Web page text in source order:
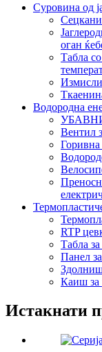
Суровина од
Сецкани
оган
Табла
Водородна
Вентил
Горивна
RTP
Табла за
Панел
Каиш за
Истакнати